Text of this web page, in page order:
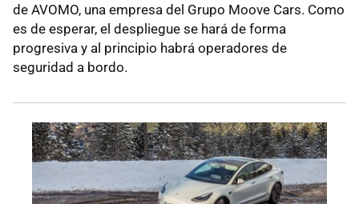
de AVOMO, una empresa del Grupo Moove Cars. Como
es de esperar, el despliegue se hará de forma
progresiva y al principio habrá operadores de
seguridad a bordo.